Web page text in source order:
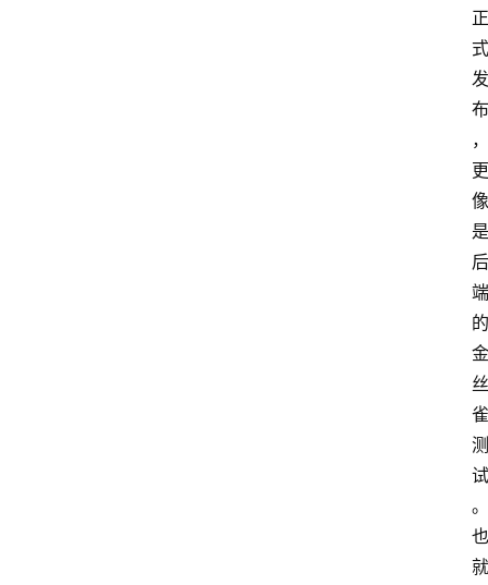
正
式
发
布
，
更
像
是
后
端
的
金
丝
雀
测
试
。
也
就